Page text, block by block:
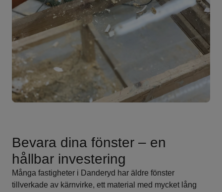
Bevara dina fönster – en
hållbar investering
Många fastigheter i Danderyd har äldre fönster
tillverkade av kärnvirke, ett material med mycket lång